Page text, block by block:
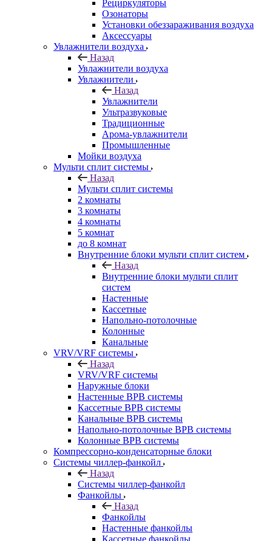
Рециркуляторы
Озонаторы
Установки обеззараживания воздуха
Аксессуары
Увлажнители воздуха
Назад
Увлажнители воздуха
Увлажнители
Назад
Увлажнители
Ультразвуковые
Традиционные
Арома-увлажнители
Промышленные
Мойки воздуха
Мульти сплит системы
Назад
Мульти сплит системы
2 комнаты
3 комнаты
4 комнаты
5 комнат
до 8 комнат
Внутренние блоки мульти сплит систем
Назад
Внутренние блоки мульти сплит
систем
Настенные
Кассетные
Напольно-потолочные
Колонные
Канальные
VRV/VRF системы
Назад
VRV/VRF системы
Наружные блоки
Настенные ВРВ системы
Кассетные ВРВ системы
Канальные ВРВ системы
Напольно-потолочные ВРВ системы
Колонные ВРВ системы
Компрессорно-конденсаторные блоки
Системы чиллер-фанкойл
Назад
Системы чиллер-фанкойл
Фанкойлы
Назад
Фанкойлы
Настенные фанкойлы
Кассетные фанкойлы